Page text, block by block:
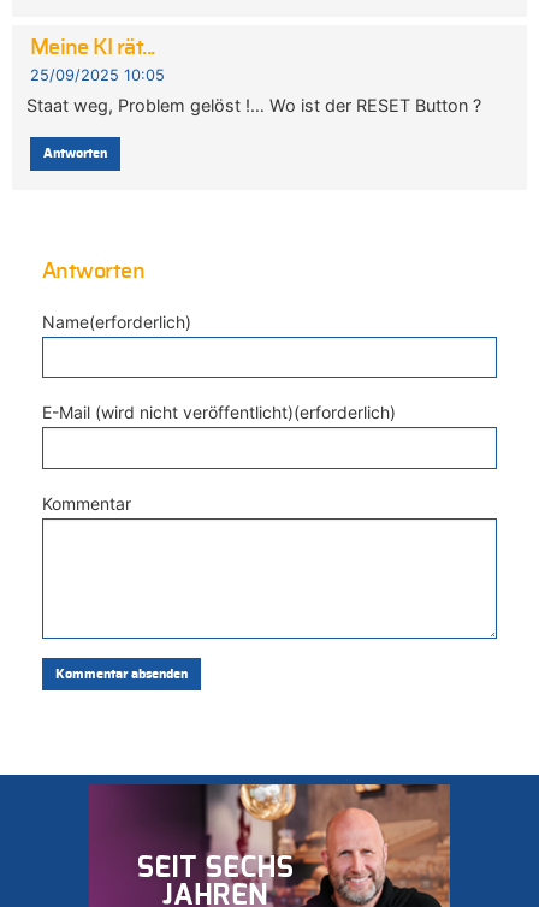
Meine KI rät...
25/09/2025 10:05
Staat weg, Problem gelöst !… Wo ist der RESET Button ?
Antworten
Antworten
Name(erforderlich)
E-Mail (wird nicht veröffentlicht)(erforderlich)
Kommentar